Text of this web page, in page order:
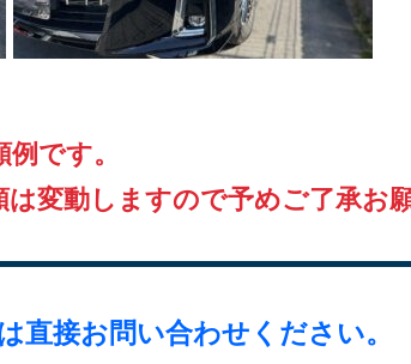
です。
変動しますので予めご了承お
直接お問い合わせください。